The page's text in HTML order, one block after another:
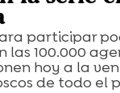
participar
las 100.000
hoy a la
de todo el